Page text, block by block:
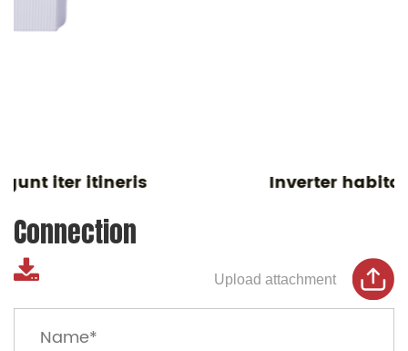
Inverter habitationi fingunt
Connection
Upload attachment